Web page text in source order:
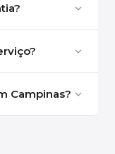
Campinas?